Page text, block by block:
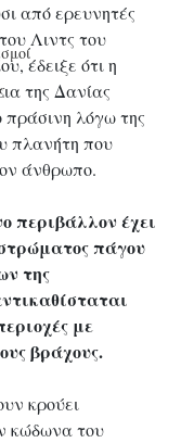
από ερευνητές
Λιντς του
έδειξε ότι η
της Δανίας
πράσινη λόγω της
πλανήτη που
άνθρωπο.
περιβάλλον έχει
πάγου
της
με
βράχους.
κρούει
κώδωνα του